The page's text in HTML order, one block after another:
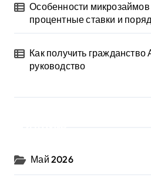
Особенности
процентные ставки и
Как получить
руководство
Май 2026